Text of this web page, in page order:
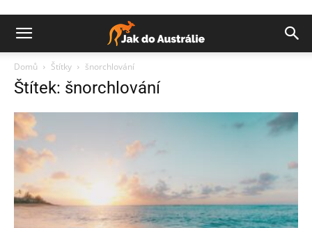
Domů Štítky šnorchlování
Štítek: šnorchlování